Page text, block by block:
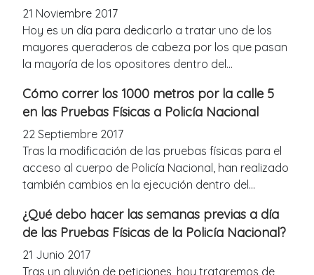
21 Noviembre 2017
Hoy es un día para dedicarlo a tratar uno de los
mayores queraderos de cabeza por los que pasan
la mayoría de los opositores dentro del...
Cómo correr los 1000 metros por la calle 5
en las Pruebas Físicas a Policía Nacional
22 Septiembre 2017
Tras la modificación de las pruebas físicas para el
acceso al cuerpo de Policía Nacional, han realizado
también cambios en la ejecución dentro del...
¿Qué debo hacer las semanas previas a día
de las Pruebas Físicas de la Policía Nacional?
21 Junio 2017
Tras un aluvión de peticiones, hoy trataremos de